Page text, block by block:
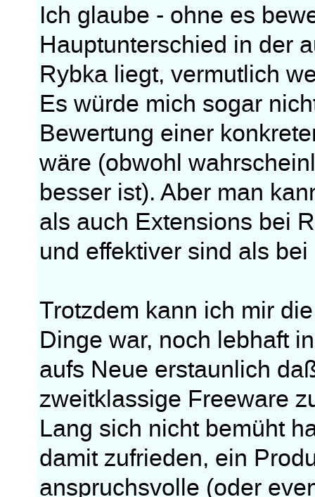
Ich glaube - ohne es
Hauptunterschied in der
Rybka liegt, vermutlich
Es würde mich sogar
Bewertung einer
wäre (obwohl
besser ist). Aber man
als auch Extensions bei
und effektiver sind als
Trotzdem kann ich mir
Dinge war, noch lebhaft
aufs Neue erstaunlich
zweitklassige Freeware
Lang sich nicht bemüht
damit zufrieden, ein
anspruchsvolle (oder